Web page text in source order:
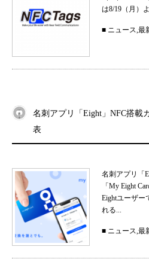
は8/19（月
■ ニュース,最
名刺アプリ「Eight」NFC搭載
表
名刺アプリ「
「My Eight
Eightユーザー
れる...
■ ニュース,最